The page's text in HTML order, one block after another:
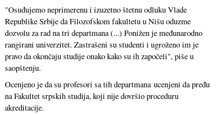
"Osuđujemo neprimerenu i izuzetno štetnu odluku Vlade
Republike Srbije da Filozofskom fakultetu u Nišu oduzme
dozvolu za rad na tri departmana (...) Ponižen je međunarodno
rangirani univerzitet. Zastrašeni su studenti i ugroženo im je
pravo da okončaju studije onako kako su ih započeli", piše u
saopštenju.
Ocenjeno je da su profesori sa tih departmana ucenjeni da pređu
na Fakultet srpskih studija, koji nije dovršio proceduru
akreditacije.